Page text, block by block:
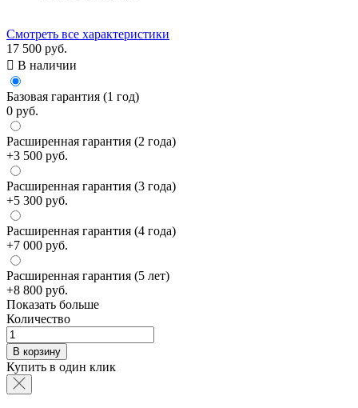
Смотреть все характеристики
17 500 руб.
 В наличии
Базовая гарантия (1 год)
0 руб.
Расширенная гарантия (2 года)
+3 500 руб.
Расширенная гарантия (3 года)
+5 300 руб.
Расширенная гарантия (4 года)
+7 000 руб.
Расширенная гарантия (5 лет)
+8 800 руб.
Показать больше
Количество
В корзину
Купить в один клик